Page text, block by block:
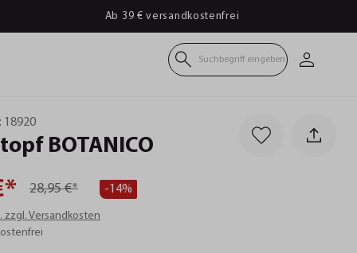
Ab 39 € versandkostenfrei
Suchbegriff eingeben
18920
BOTANICO
28,95 €* -14%
zzgl. Versandkosten